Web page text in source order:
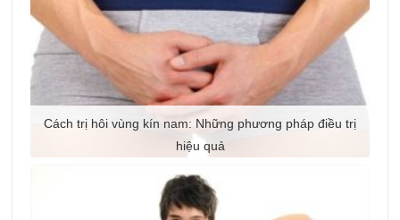
Cách trị hôi vùng kín nam: Những phương pháp điều trị
hiệu quả